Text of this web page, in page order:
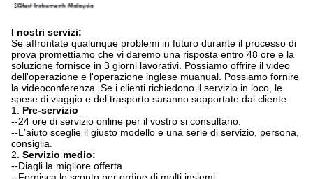
I nostri servizi:
Se affrontate qualunque problemi in futuro durante il processo di
prova promettiamo che vi daremo una risposta entro 48 ore e la
soluzione fornisce in 3 giorni lavorativi. Possiamo offrire il video
dell'operazione e l'operazione inglese muanual. Possiamo fornire
la videoconferenza. Se i clienti richiedono il servizio in loco, le
spese di viaggio e del trasporto saranno sopportate dal cliente.
1. Pre-servizio
--24 ore di servizio online per il vostro si consultano.
--L'aiuto sceglie il giusto modello e una serie di servizio, persona,
consiglia.
2. Servizio medio:
--Diagli la migliore offerta